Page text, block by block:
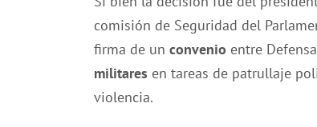
comisión de Seguridad del
firma de un convenio entre
militares en tareas de patrullaje
violencia.